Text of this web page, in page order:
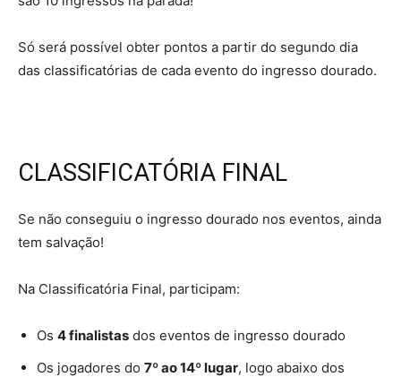
Só será possível obter pontos a partir do segundo dia
das classificatórias de cada evento do ingresso dourado.
CLASSIFICATÓRIA FINAL
Se não conseguiu o ingresso dourado nos eventos, ainda
tem salvação!
Na Classificatória Final, participam:
Os 4 finalistas dos eventos de ingresso dourado
Os jogadores do 7º ao 14º lugar, logo abaixo dos